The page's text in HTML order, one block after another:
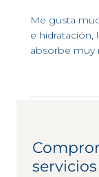
Me gusta
e hidratación,
absorbe muy